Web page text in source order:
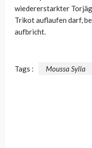
wiedererstarkter
Trikot auflaufen darf,
aufbricht.
Tags : Moussa Sylla